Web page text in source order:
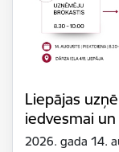
Liepājas
iedvesmai
2026. gada 14.